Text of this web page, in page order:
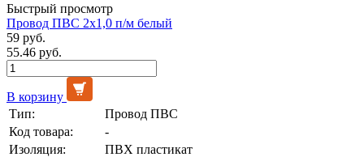
Быстрый просмотр
Провод ПВС 2х1,0 п/м белый
59 руб.
55.46 руб.
В корзину
Тип:
Провод ПВС
Код товара:
-
Изоляция:
ПВХ пластикат